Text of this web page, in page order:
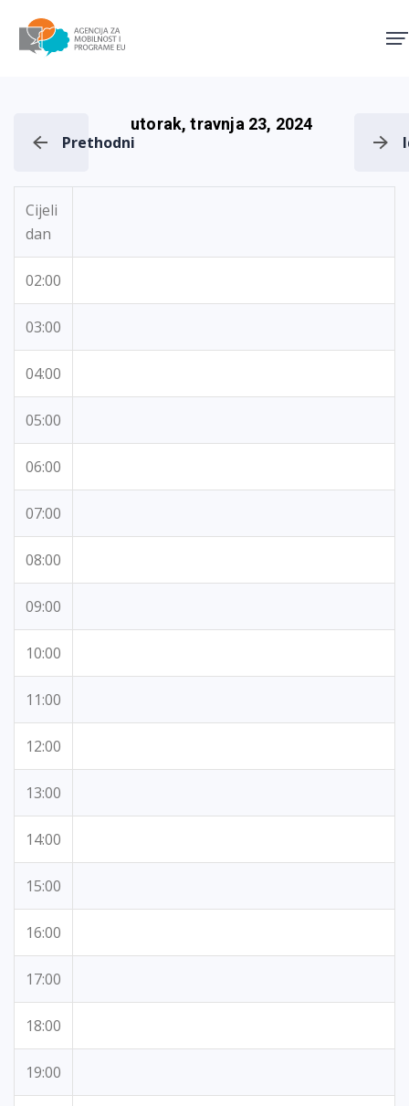
Prethodni
utorak, travnja 23, 2024
Cijeli
dan
02:00
03:00
04:00
05:00
06:00
07:00
08:00
09:00
10:00
11:00
12:00
13:00
14:00
15:00
16:00
17:00
18:00
19:00